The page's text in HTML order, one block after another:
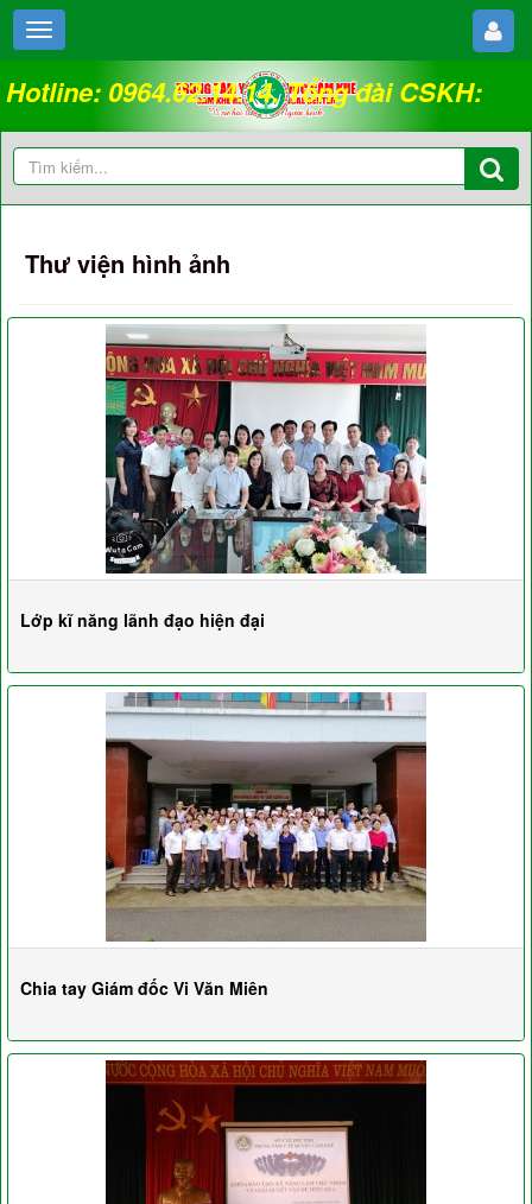
Hotline: 0964.62.14.14. Tổng đài CSKH:
18008262
Thư viện hình ảnh
Lớp kĩ năng lãnh đạo hiện đại
Chia tay Giám đốc Vi Văn Miên